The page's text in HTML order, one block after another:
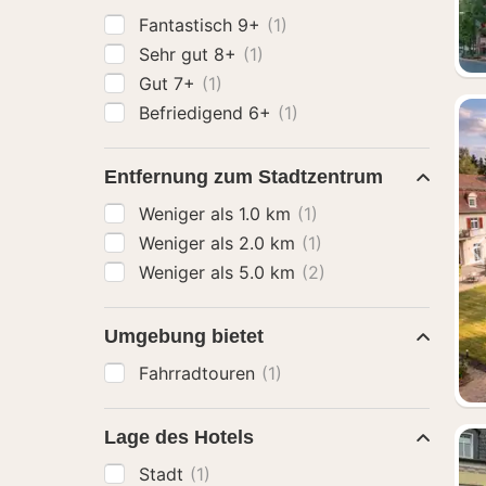
Fantastisch 9+ (1)
Sehr gut 8+ (1)
Gut 7+ (1)
Befriedigend 6+ (1)
Entfernung zum Stadtzentrum
Weniger als 1.0 km (1)
Weniger als 2.0 km (1)
Weniger als 5.0 km (2)
Umgebung bietet
Fahrradtouren (1)
Lage des Hotels
Stadt (1)